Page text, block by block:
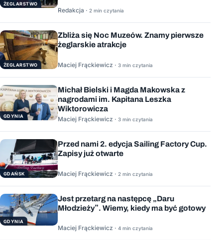
ŻEGLARSTWO
Redakcja · 2 min czytania
ŻEGLARSTWO
Zbliża się Noc Muzeów. Znamy pierwsze
żeglarskie atrakcje
Maciej Frąckiewicz · 3 min czytania
GDYNIA
Michał Bielski i Magda Makowska z
nagrodami im. Kapitana Leszka
Wiktorowicza
Maciej Frąckiewicz · 3 min czytania
GDAŃSK
Przed nami 2. edycja Sailing Factory Cup.
Zapisy już otwarte
Maciej Frąckiewicz · 2 min czytania
GDYNIA
Jest przetarg na następcę „Daru
Młodzieży”. Wiemy, kiedy ma być gotowy
Maciej Frąckiewicz · 4 min czytania